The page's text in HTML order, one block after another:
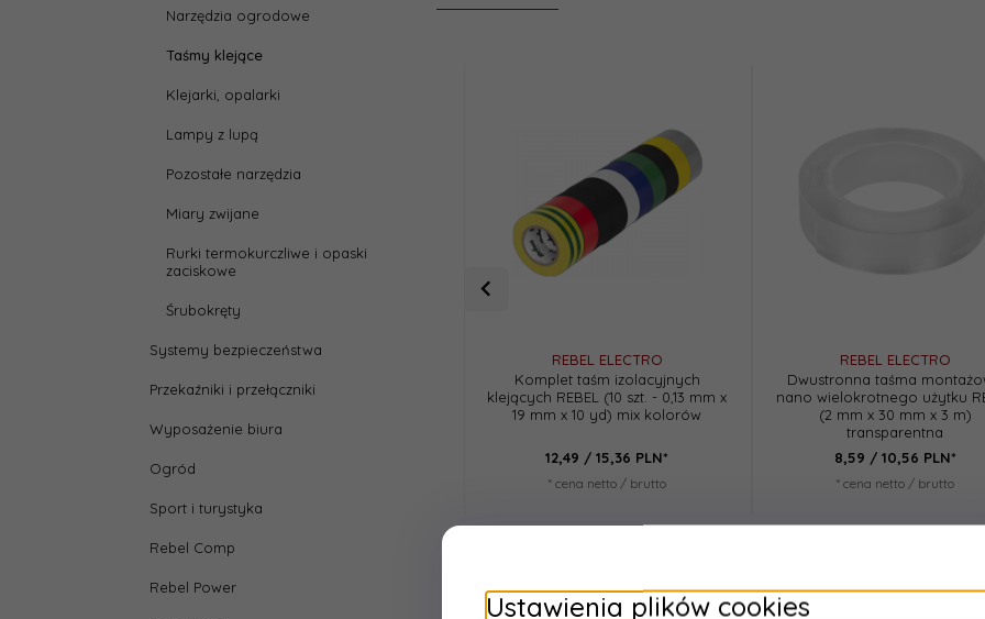
Narzędzia ogrodowe
Taśmy klejące
Klejarki, opalarki
Lampy z lupą
Pozostałe narzędzia
Miary zwijane
Rurki termokurczliwe i opaski
zaciskowe
Śrubokręty
Systemy bezpieczeństwa
Przekaźniki i przełączniki
Wyposażenie biura
Ogród
Sport i turystyka
Rebel Comp
Rebel Power
REBEL ELECTRO
Komplet taśm izolacyjnych
klejących REBEL (10 szt. - 0,13 mm x
19 mm x 10 yd) mix kolorów
12,49 / 15,36 PLN*
* cena netto / brutto
REBEL ELECTRO
Dwustronna taśma
nano wielokrotnego użytku
(2 mm x 30 mm x 3 m)
transparentna
8,59 / 10,56 PLN*
* cena netto / brutto
Ustawienia plików cookies